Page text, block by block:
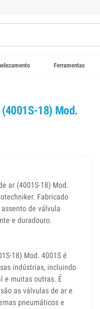
Ferramentas
18) Mod.
ar (4001S-18) Mod.
Fabricado
de válvula
e duradouro.
18) Mod. 4001S é
indústrias, incluindo
e muitas outras. É
as válvulas de ar e
pneumáticos e